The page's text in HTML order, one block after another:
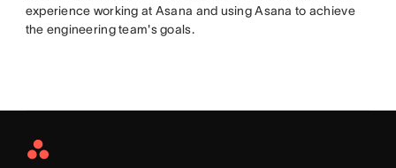
experience working at Asana and using Asana to achieve
the engineering team's goals.
Asana